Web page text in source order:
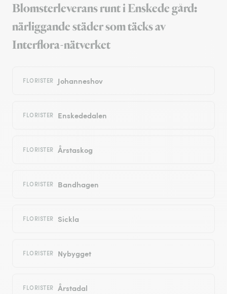
Blomsterleverans runt i Enskede gård:
närliggande städer som täcks av
Interflora-nätverket
FLORISTER Johanneshov
FLORISTER Enskededalen
FLORISTER Årstaskog
FLORISTER Bandhagen
FLORISTER Sickla
FLORISTER Nybygget
FLORISTER Årstadal